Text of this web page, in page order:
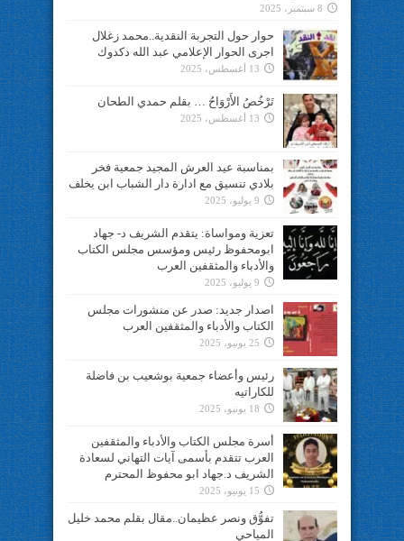
8 سبتمبر، 2025
حوار حول التجربة النقدية..محمد زغلال
اجرى الحوار الإعلامي عبد الله دكدوك
13 أغسطس، 2025
تَرْخُصُ الأَرْوَاحُ … بقلم حمدي الطحان
13 أغسطس، 2025
بمناسبة عيد العرش المجيد جمعية فخر
بلادي تنسيق مع ادارة دار الشباب ابن يخلف
9 يوليو، 2025
تعزية ومواساة: يتقدم الشريف د- جهاد
ابومحفوظ رئيس ومؤسس مجلس الكتاب
والأدباء والمثقفين العرب
9 يوليو، 2025
اصدار جديد: صدر عن منشورات مجلس
الكتاب والأدباء والمثقفين العرب
25 يونيو، 2025
رئيس وأعضاء جمعية بوشعيب بن فاضلة
للكاراتيه
18 يونيو، 2025
أسرة مجلس الكتاب والأدباء والمثقفين
العرب تتقدم بأسمى آيات التهاني لسعادة
الشريف د.جهاد ابو محفوظ المحترم
15 يونيو، 2025
تفوُّق ونصر عظيمان..مقال بقلم محمد خليل
المياحي